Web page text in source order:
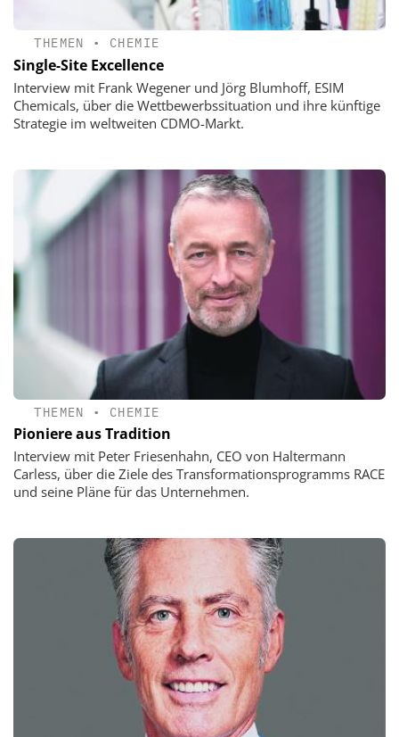
THEMEN • CHEMIE
Single-Site Excellence
Interview mit Frank Wegener und Jörg Blumhoff, ESIM
Chemicals, über die Wettbewerbssituation und ihre künftige
Strategie im weltweiten CDMO-Markt.
THEMEN • CHEMIE
Pioniere aus Tradition
Interview mit Peter Friesenhahn, CEO von Haltermann
Carless, über die Ziele des Transformationsprogramms RACE
und seine Pläne für das Unternehmen.